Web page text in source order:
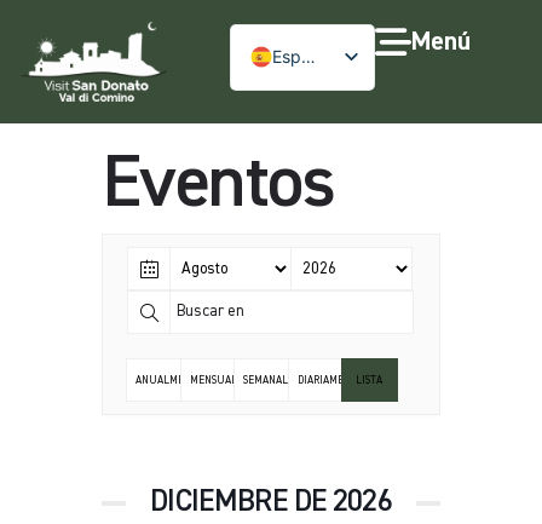
Español
Menú
Eventos
ANUALMENTEMENSUALMENTESEMANALMENTEDIARIAMENTELISTA
DICIEMBRE DE 2026